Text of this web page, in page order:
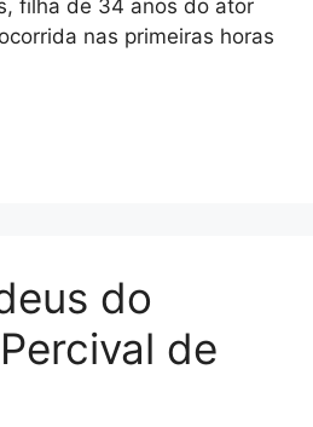
filha de 34 anos do ator
nas primeiras horas
do
de